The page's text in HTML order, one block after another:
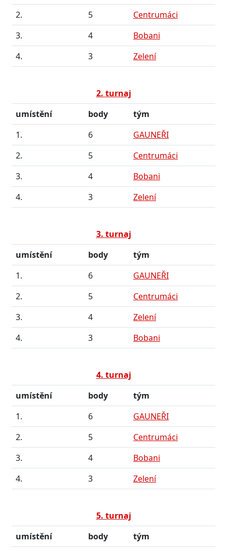
2.
5
Centrumáci
3.
4
Bobani
4.
3 Zelení
2. turnaj
umístění
body
tým
1.
6
GAUNEŘI
2.
5
Centrumáci
3.
4
Bobani
4.
3 Zelení
3. turnaj
umístění
body
tým
1.
6
GAUNEŘI
2.
5
Centrumáci
3.
4
Zelení
4.
3 Bobani
4. turnaj
umístění
body
tým
1.
6
GAUNEŘI
2.
5
Centrumáci
3.
4
Bobani
4.
3 Zelení
5. turnaj
umístění
body
tým